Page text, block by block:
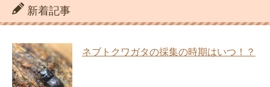
新着記事
ネブトクワガタの採集の時期はいつ！？